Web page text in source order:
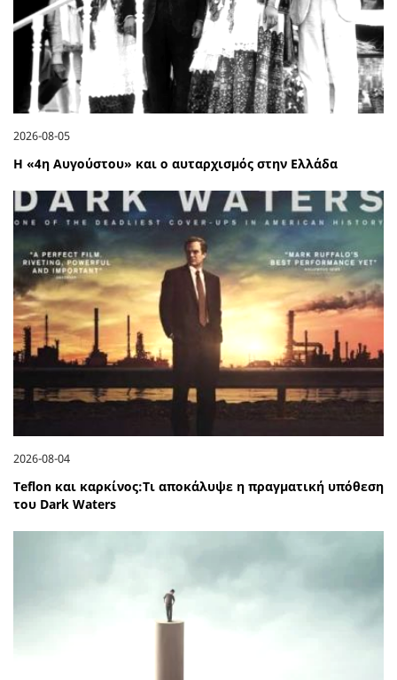
2026-08-05
Η «4η Αυγούστου» και ο αυταρχισμός στην Ελλάδα
2026-08-04
Teflon και καρκίνος:Τι αποκάλυψε η πραγματική υπόθεση
του Dark Waters